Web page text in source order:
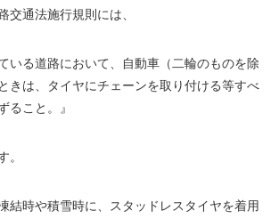
交通法施行規則には、
いる道路において、自動車（二輪のものを除
きは、タイヤにチェーンを取り付ける等すべ
ること。』
。
結時や積雪時に、スタッドレスタイヤを着用